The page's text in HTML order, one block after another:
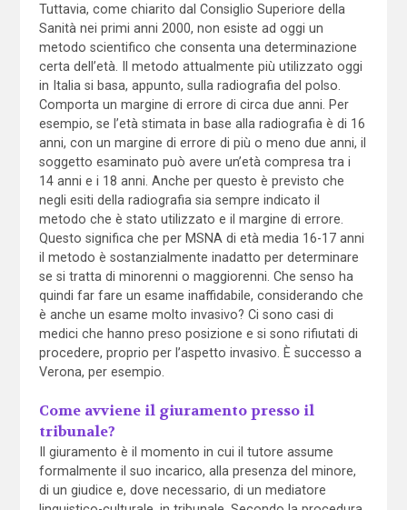
Tuttavia, come chiarito dal Consiglio Superiore della
Sanità nei primi anni 2000, non esiste ad oggi un
metodo scientifico che consenta una determinazione
certa dell’età. Il metodo attualmente più utilizzato oggi
in Italia si basa, appunto, sulla radiografia del polso.
Comporta un margine di errore di circa due anni. Per
esempio, se l’età stimata in base alla radiografia è di 16
anni, con un margine di errore di più o meno due anni, il
soggetto esaminato può avere un’età compresa tra i
14 anni e i 18 anni. Anche per questo è previsto che
negli esiti della radiografia sia sempre indicato il
metodo che è stato utilizzato e il margine di errore.
Questo significa che per MSNA di età media 16-17 anni
il metodo è sostanzialmente inadatto per determinare
se si tratta di minorenni o maggiorenni. Che senso ha
quindi far fare un esame inaffidabile, considerando che
è anche un esame molto invasivo? Ci sono casi di
medici che hanno preso posizione e si sono rifiutati di
procedere, proprio per l’aspetto invasivo. È successo a
Verona, per esempio.
Come avviene il giuramento presso il
tribunale?
Il giuramento è il momento in cui il tutore assume
formalmente il suo incarico, alla presenza del minore,
di un giudice e, dove necessario, di un mediatore